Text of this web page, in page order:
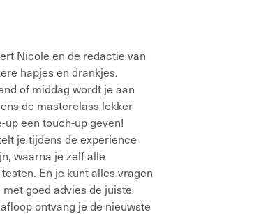
Nicole en de redactie van
hapjes en drankjes.
of middag wordt je aan
de masterclass lekker
een touch-up geven!
je tijdens de experience
waarna je zelf alle
En je kunt alles vragen
goed advies de juiste
ontvang je de nieuwste